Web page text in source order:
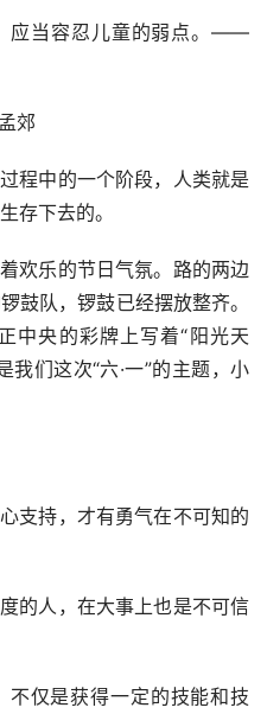
应当容忍儿童的弱点。——
郊
程中的一个阶段，人类就是
存下去的。
欢乐的节日气氛。路的两边
鼓队，锣鼓已经摆放整齐。
中央的彩牌上写着“阳光天
我们这次“六·一”的主题，小
支持，才有勇气在不可知的
的人，在大事上也是不可信
不仅是获得一定的技能和技